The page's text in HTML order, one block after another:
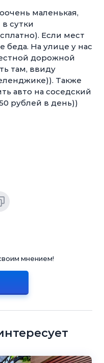
маленькая,
сутки
Если мест
беда. На улице у нас
дорожной
там, ввиду
Также
авто на соседский
рублей в день))
мнением!